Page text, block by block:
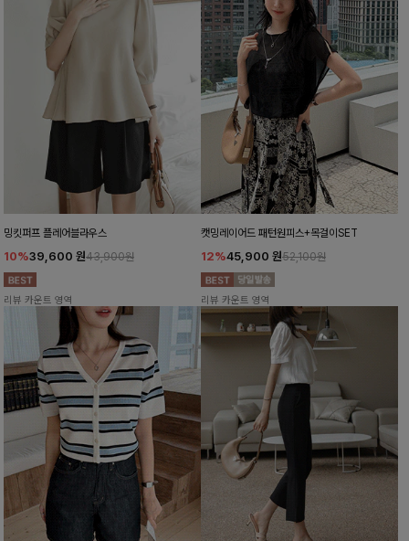
밍킷퍼프 플레어블라우스
10%39,600 원43,900원
리뷰 카운트 영역
캣밍레이어드 패턴원피스+목걸이SET
12%45,900 원52,100원
리뷰 카운트 영역